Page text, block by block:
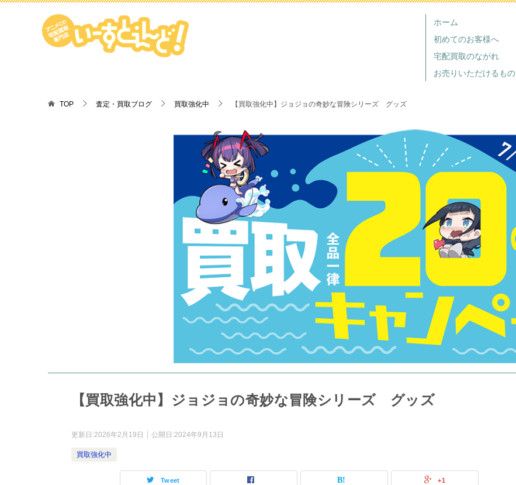
ホーム
初めてのお客様へ
宅配買取のながれ
お売りいただけるもの
TOP 査定・買取ブログ 買取強化中 【買取強化中】ジョジョの奇妙な冒険シリーズ グッズ
【買取強化中】ジョジョの奇妙な冒険シリーズ グッズ
更新日:2026年2月19日 公開日:2024年9月13日
買取強化中
Tweet +1